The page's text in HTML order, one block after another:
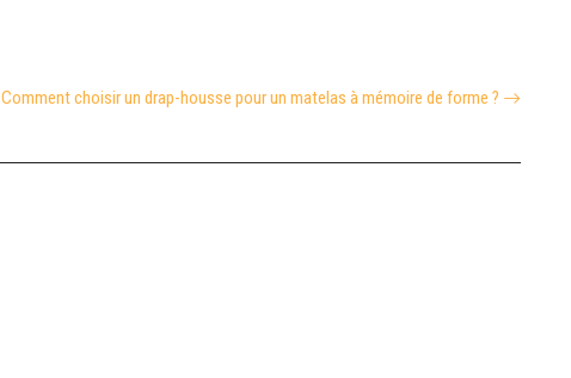
Comment choisir un drap-housse pour un matelas à mémoire de forme ?